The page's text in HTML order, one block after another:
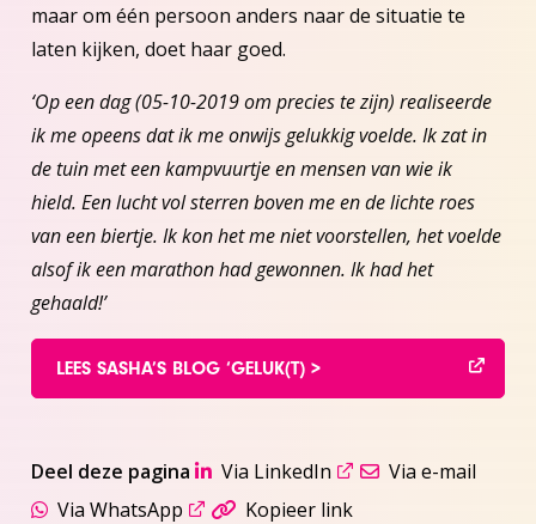
maar om één persoon anders naar de situatie te
laten kijken, doet haar goed.
‘Op een dag (05-10-2019 om precies te zijn) realiseerde
ik me opeens dat ik me onwijs gelukkig voelde. Ik zat in
de tuin met een kampvuurtje en mensen van wie ik
hield. Een lucht vol sterren boven me en de lichte roes
van een biertje. Ik kon het me niet voorstellen, het voelde
alsof ik een marathon had gewonnen. Ik had het
gehaald!’
LEES SASHA’S BLOG ‘GELUK(T) >
Deel deze pagina Via LinkedIn
Via e-mail
Via WhatsApp
Kopieer link